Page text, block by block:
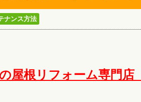
ナンス方法
屋根リフォーム専門